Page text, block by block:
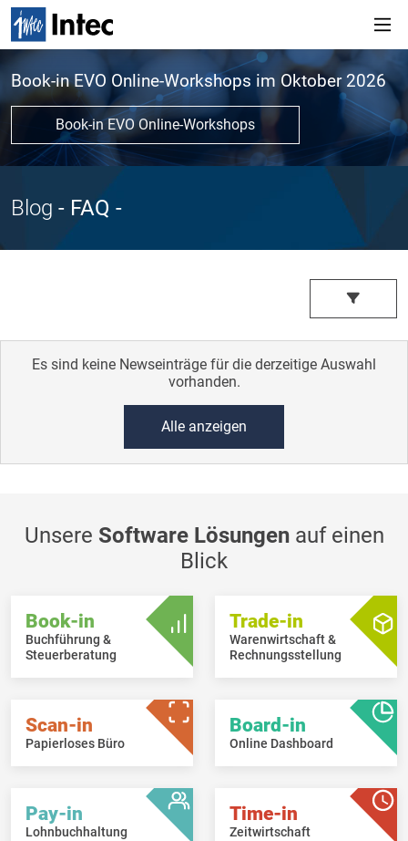
Book-in EVO Online-Workshops im Oktober 2026
Book-in EVO Online-Workshops
Blog - FAQ -
Es sind keine Newseinträge für die derzeitige Auswahl
vorhanden.
Alle anzeigen
Unsere Software Lösungenauf einen
Blick
Book-in
Buchführung &
Steuerberatung
Trade-in
Warenwirtschaft &
Rechnungsstellung
Scan-in
Papierloses Büro
Board-in
Online Dashboard
Pay-in
Lohnbuchhaltung
Time-in
Zeitwirtschaft